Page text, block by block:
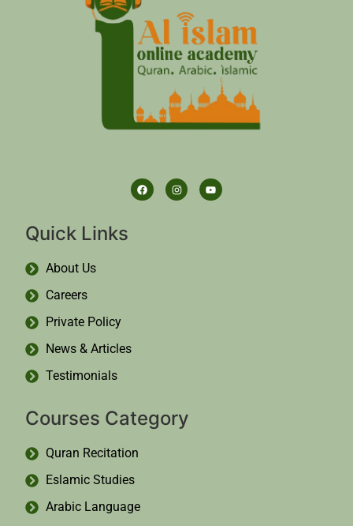
Quick Links
About Us
Careers
Private Policy
News & Articles
Testimonials
Courses Category
Quran Recitation
Eslamic Studies
Arabic Language